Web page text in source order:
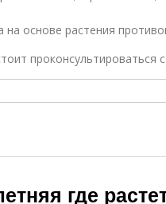
на основе растения
проконсультироваться
где